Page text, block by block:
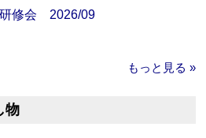
修会 2026/09
もっと見る »
物